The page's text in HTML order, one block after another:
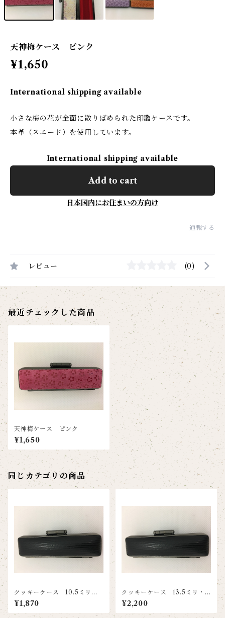
天神梅ケース ピンク
¥1,650
International shipping available
小さな梅の花が全面に散りばめられた印鑑ケースです。
本革（スエード）を使用しています。
International shipping available
Add to cart
日本国内にお住まいの方向け
通報する
レビュー (0)
最近チェックした商品
天神梅ケース ピンク
¥1,650
同じカテゴリの商品
クッキーケース 10.5ミリ・1
2ミリ兼用 ブラック
¥1,870
クッキーケース 13.5ミリ・1
5ミリ兼用 ブラック
¥2,200